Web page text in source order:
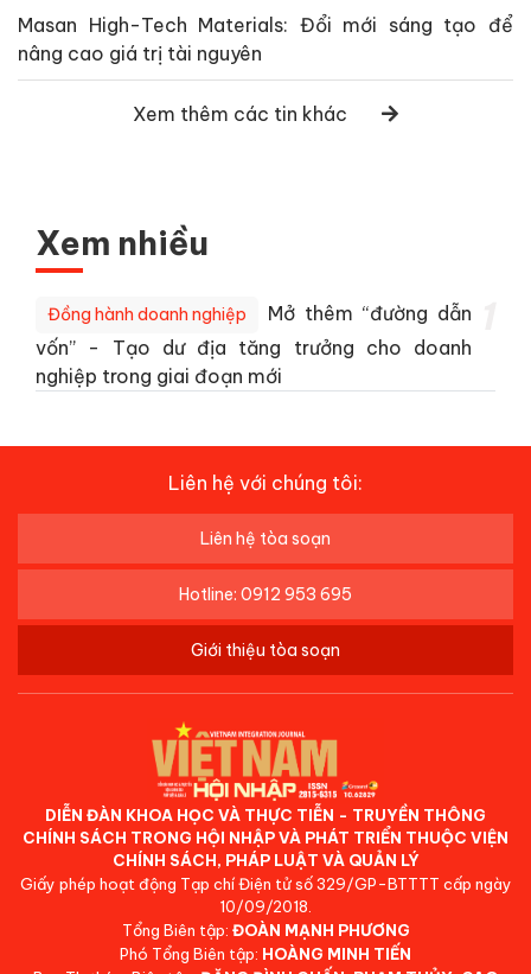
Masan High-Tech Materials: Đổi mới sáng tạo để
nâng cao giá trị tài nguyên
Xem thêm các tin khác
Xem nhiều
Đồng hành doanh nghiệp
Mở thêm “đường dẫn
vốn” - Tạo dư địa tăng trưởng cho doanh
nghiệp trong giai đoạn mới
Liên hệ với chúng tôi:
Liên hệ tòa soạn
Hotline: 0912 953 695
Giới thiệu tòa soạn
DIỄN ĐÀN KHOA HỌC VÀ THỰC TIỄN - TRUYỀN THÔNG
CHÍNH SÁCH TRONG HỘI NHẬP VÀ PHÁT TRIỂN THUỘC VIỆN
CHÍNH SÁCH, PHÁP LUẬT VÀ QUẢN LÝ
Giấy phép hoạt động Tạp chí Điện tử số 329/GP-BTTTT cấp ngày
10/09/2018.
Tổng Biên tập: ĐOÀN MẠNH PHƯƠNG
Phó Tổng Biên tập: HOÀNG MINH TIẾN